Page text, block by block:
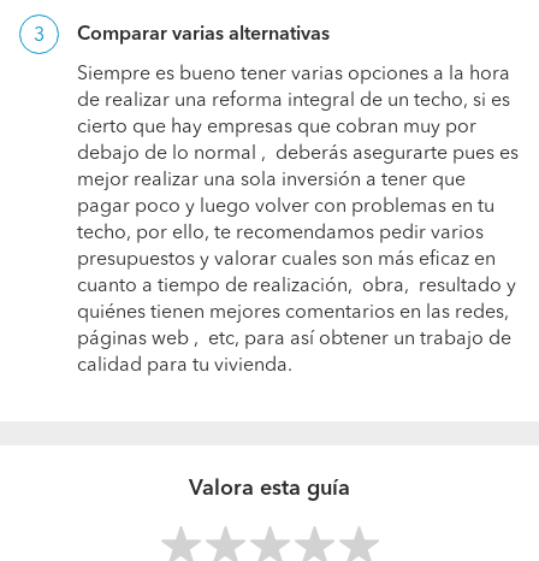
Comparar varias alternativas
Siempre es bueno tener varias opciones a la hora
de realizar una reforma integral de un techo, si es
cierto que hay empresas que cobran muy por
debajo de lo normal , deberás asegurarte pues es
mejor realizar una sola inversión a tener que
pagar poco y luego volver con problemas en tu
techo, por ello, te recomendamos pedir varios
presupuestos y valorar cuales son más eficaz en
cuanto a tiempo de realización, obra, resultado y
quiénes tienen mejores comentarios en las redes,
páginas web , etc, para así obtener un trabajo de
calidad para tu vivienda.
Valora esta guía